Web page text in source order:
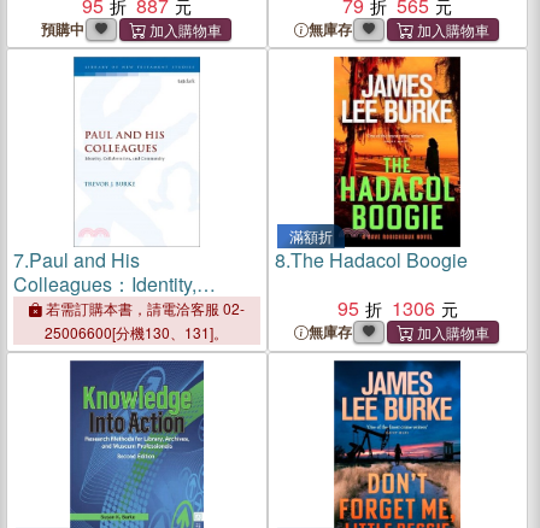
預購中 無庫存
7.Paul and His
Colleagues：Identity,
Collaboration, and
Community
若需訂購本書，請電洽客服 02-
25006600[分機130、131]。
滿額折
8.The Hadacol Boogie
95
1306
無庫存